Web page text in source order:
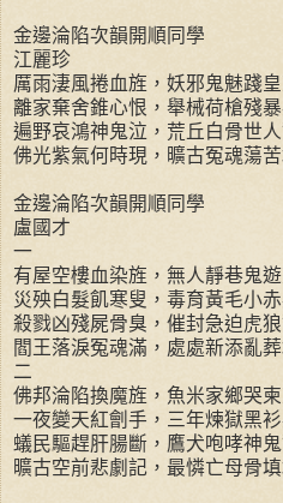
金邊淪陷次韻開順同學
江麗珍
厲雨淒風捲血旌，妖邪鬼魅踐皇
離家棄舍錐心恨，舉械荷槍殘暴
遍野哀鴻神鬼泣，荒丘白骨世人
佛光紫氣何時現，曠古冤魂蕩苦
金邊淪陷次韻開順同學
盧國才
一
有屋空樓血染旌，無人靜巷鬼遊
災殃白髮飢寒叟，毒育黃毛小赤
殺戮凶殘屍骨臭，催封急迫虎狼
閻王落淚冤魂滿，處處新添亂葬
二
佛邦淪陷換魔旌，魚米家鄉哭柬
一夜變天紅劊手，三年煉獄黑衫
蟻民驅趕肝腸斷，鷹犬咆哮神鬼
曠古空前悲劇記，最憐亡母骨填